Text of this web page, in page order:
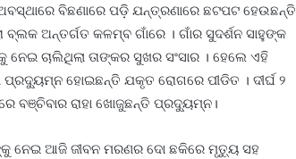
ବିଛଣାରେ ପଡ଼ି ଯନ୍ତ୍ରଣାରେ ଛଟପଟ ହେଉଛନ୍ତି
ଅନ୍ତର୍ଗତ କଳମ୍ବ ଗାଁରେ । ଗାଁର ସୁଦର୍ଶନ ସାହୁଙ୍କ
ଚାଲିଥିଲା ତାଙ୍କର ସୁଖର ସଂସାର । ହେଲେ ଏହି
ପ୍ରଦ୍ୟୁମ୍ନ ହୋଇଛନ୍ତି ଯକୃତ ରୋଗରେ ପୀଡିତ । ଦୀର୍ଘ ୨
ବଞ୍ଚିବାର ରାହା ଖୋଜୁଛନ୍ତି ପ୍ରଦ୍ୟୁମ୍ନ।
ନେଇ ଆଜି ଜୀବନ ମରଣର ଦୋ ଛକିରେ ମୃତ୍ୟୁ ସହ